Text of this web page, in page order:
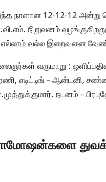
நாளான 12-12-12 அன்று
நிறுவனம்
எல்லாம் வல்ல இறைவனை
வருமாறு :
எடிட்டிங் – ஆன்டனி,
நடனம் –